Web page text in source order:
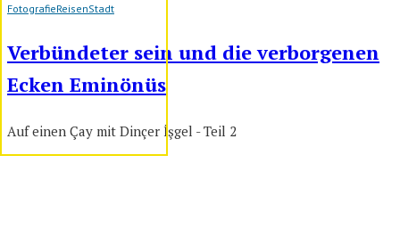
FotografieReisenStadt
Verbündeter sein und die verborgenen
Ecken Eminönüs
Auf einen Çay mit Dinçer İşgel - Teil 2